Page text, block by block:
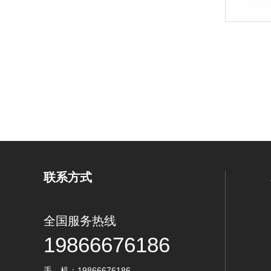
联系方式
全国服务热线
19866676186